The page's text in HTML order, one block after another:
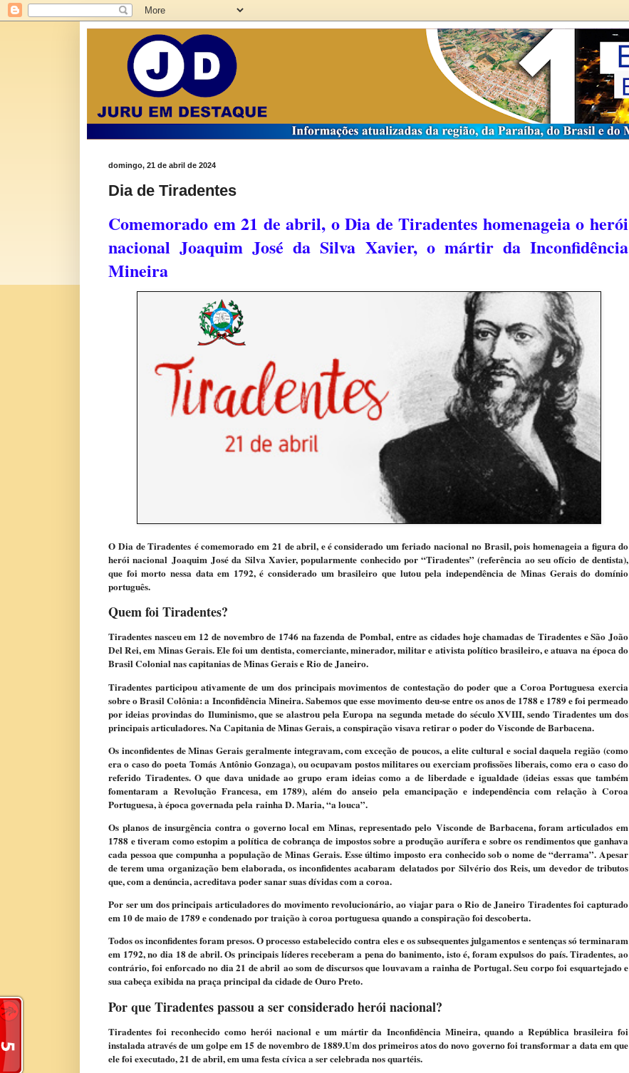
domingo, 21 de abril de 2024
Dia de Tiradentes
Comemorado em 21 de abril, o Dia de Tiradentes homenageia o herói
nacional Joaquim José da Silva Xavier, o mártir da Inconfidência
Mineira
O Dia de Tiradentes é comemorado em 21 de abril, e é considerado um feriado nacional no Brasil, pois homenageia a figura do
herói nacional Joaquim José da Silva Xavier, popularmente conhecido por “Tiradentes” (referência ao seu ofício de dentista),
que foi morto nessa data em 1792, é considerado um brasileiro que lutou pela independência de Minas Gerais do domínio
português.
Quem foi Tiradentes?
Tiradentes nasceu em 12 de novembro de 1746 na fazenda de Pombal, entre as cidades hoje chamadas de Tiradentes e São João
Del Rei, em Minas Gerais. Ele foi um dentista, comerciante, minerador, militar e ativista político brasileiro, e atuava na época do
Brasil Colonial nas capitanias de Minas Gerais e Rio de Janeiro.
Tiradentes participou ativamente de um dos principais movimentos de contestação do poder que a Coroa Portuguesa exercia
sobre o Brasil Colônia: a Inconfidência Mineira. Sabemos que esse movimento deu-se entre os anos de 1788 e 1789 e foi permeado
por ideias provindas do Iluminismo, que se alastrou pela Europa na segunda metade do século XVIII, sendo Tiradentes um dos
principais articuladores. Na Capitania de Minas Gerais, a conspiração visava retirar o poder do Visconde de Barbacena.
Os inconfidentes de Minas Gerais geralmente integravam, com exceção de poucos, a elite cultural e social daquela região (como
era o caso do poeta Tomás Antônio Gonzaga), ou ocupavam postos militares ou exerciam profissões liberais, como era o caso do
referido Tiradentes. O que dava unidade ao grupo eram ideias como a de liberdade e igualdade (ideias essas que também
fomentaram a Revolução Francesa, em 1789), além do anseio pela emancipação e independência com relação à Coroa
Portuguesa, à época governada pela rainha D. Maria, “a louca”.
Os planos de insurgência contra o governo local em Minas, representado pelo Visconde de Barbacena, foram articulados em
1788 e tiveram como estopim a política de cobrança de impostos sobre a produção aurífera e sobre os rendimentos que ganhava
cada pessoa que compunha a população de Minas Gerais. Esse último imposto era conhecido sob o nome de “derrama”. Apesar
de terem uma organização bem elaborada, os inconfidentes acabaram delatados por Silvério dos Reis, um devedor de tributos
que, com a denúncia, acreditava poder sanar suas dívidas com a coroa.
Por ser um dos principais articuladores do movimento revolucionário, ao viajar para o Rio de Janeiro Tiradentes foi capturado
em 10 de maio de 1789 e condenado por traição à coroa portuguesa quando a conspiração foi descoberta.
Todos os inconfidentes foram presos. O processo estabelecido contra eles e os subsequentes julgamentos e sentenças só terminaram
em 1792, no dia 18 de abril. Os principais líderes receberam a pena do banimento, isto é, foram expulsos do país. Tiradentes, ao
contrário, foi enforcado no dia 21 de abril ao som de discursos que louvavam a rainha de Portugal. Seu corpo foi esquartejado e
sua cabeça exibida na praça principal da cidade de Ouro Preto.
Por que Tiradentes passou a ser considerado herói nacional?
Tiradentes foi reconhecido como herói nacional e um mártir da Inconfidência Mineira, quando a República brasileira foi
instalada através de um golpe em 15 de novembro de 1889.Um dos primeiros atos do novo governo foi transformar a data em que
ele foi executado, 21 de abril, em uma festa cívica a ser celebrada nos quartéis.